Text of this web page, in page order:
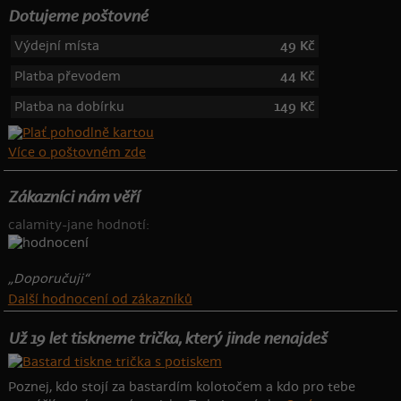
Dotujeme poštovné
Výdejní místa
49 Kč
Platba převodem
44 Kč
Platba na dobírku
149 Kč
Více o poštovném zde
Zákazníci nám věří
calamity-jane hodnotí:
„Doporučuji“
Další hodnocení od zákazníků
Už 19 let tiskneme trička, který jinde nenajdeš
Poznej, kdo stojí za bastardím kolotočem a kdo pro tebe